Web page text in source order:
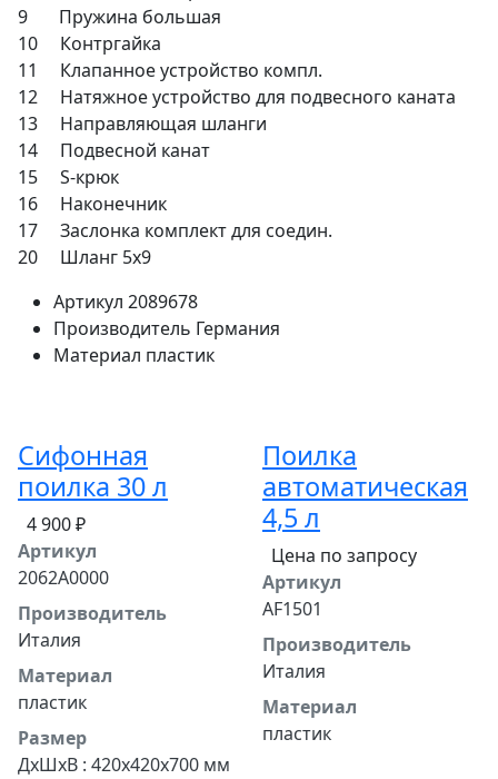
9 Пружина большая
10 Контргайка
11 Клапанное устройство компл.
12 Натяжное устройство для подвесного каната
13 Направляющая шланги
14 Подвесной канат
15 S-крюк
16 Наконечник
17 Заслонка комплект для соедин.
20 Шланг 5x9
Артикул 2089678
Производитель Германия
Материал пластик
Сифонная
поилка 30 л
4 900 ₽
Артикул
2062A0000
Производитель
Италия
Материал
пластик
Размер
ДхШхВ : 420х420х700 мм
Поилка
автоматическая
4,5 л
Цена по запросу
Артикул
AF1501
Производитель
Италия
Материал
пластик